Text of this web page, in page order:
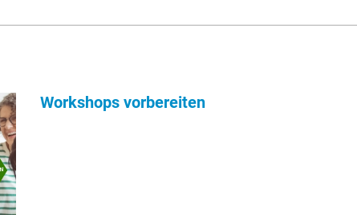
Workshops vorbereiten